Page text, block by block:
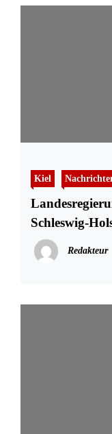
Kiel
Schleswig-
Redakteur